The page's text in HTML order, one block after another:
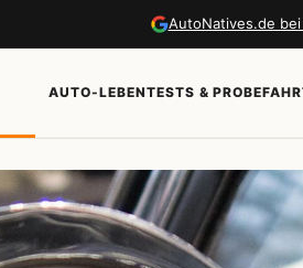
AutoNatives.de
AUTO-LEBENTESTS &